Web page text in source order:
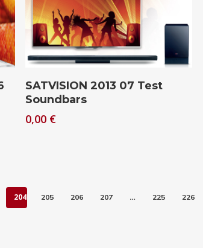
Download
SATVISION 2013 07 Test
Soundbars
0,00 €
204 205 206 207 … 225 226